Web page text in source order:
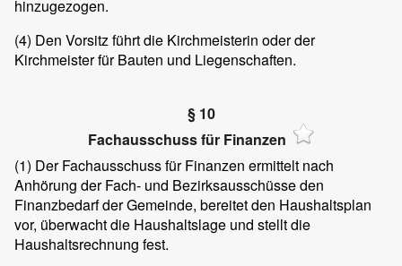
hinzugezogen.
(4) Den Vorsitz führt die Kirchmeisterin oder der
Kirchmeister für Bauten und Liegenschaften.
§ 10
Fachausschuss für Finanzen
(1) Der Fachausschuss für Finanzen ermittelt nach
Anhörung der Fach- und Bezirksausschüsse den
Finanzbedarf der Gemeinde, bereitet den Haushaltsplan
vor, überwacht die Haushaltslage und stellt die
Haushaltsrechnung fest.